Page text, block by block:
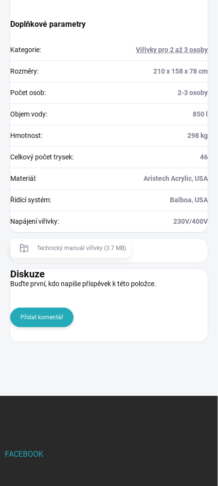
Doplňkové parametry
Kategorie: Vířivky pro 2 až 3 osoby
Rozměry: 210 x 158 x 78 cm
Počet osob: 2-3 osoby
Objem vody: 850 l
Hmotnost: 298 kg
Celkový počet trysek: 46
Materiál : Aristech Acrylic, USA
Řídící systém: Balboa, USA
Napájení vířivky: 230V/400V
Technický manuál vířivky (3.7 MB)
Diskuze
Buďte první, kdo napíše příspěvek k této položce.
Přidat komentář
FACEBOOK